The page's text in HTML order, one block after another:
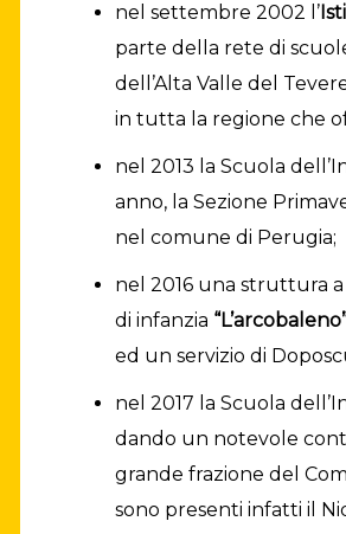
nel settembre 2002 l’
parte della rete di
dell’Alta Valle del
in tutta la regione che
nel 2013 la Scuola
anno, la Sezione
nel comune di Perugia;
nel 2016 una struttura a
di infanzia
ed un servizio di
nel 2017 la Scuola
dando un notevole
grande frazione del
sono presenti infatti il